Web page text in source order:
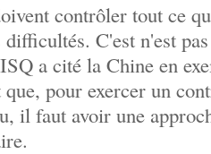
contrôler tout ce
difficultés. C'est n'est
a cité la Chine en
pour exercer un
il faut avoir une